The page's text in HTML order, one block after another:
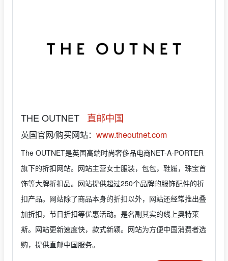
THE OUTNET 直邮中国
英国官网/购买网站： www.theoutnet.com
The OUTNET是英国高端时尚奢侈品电商NET-A-PORTER
旗下的折扣网站。网站主营女士服装，包包，鞋履，珠宝首
饰等大牌折扣品。网站提供超过250个品牌的服饰配件的折
扣产品。网站除了商品本身的折扣以外，网站还经常推出叠
加折扣，节日折扣等优惠活动。是名副其实的线上奥特莱
斯。网站更新速度快，款式新颖。网站为方便中国消费者选
购，提供直邮中国服务。